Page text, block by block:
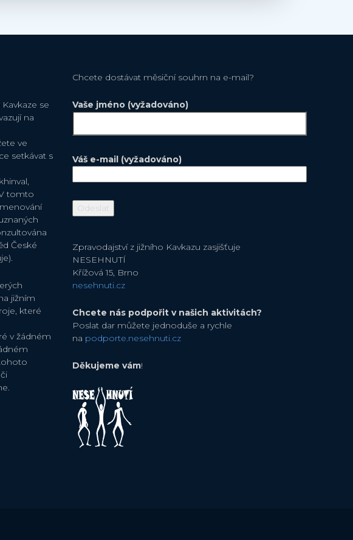
se
na
ve
setkávat s
tomto
České
jižním
které
v žádném
Chcete dostávat měsiční souhrn na e-mail?
Vaše jméno (vyžadováno)
Váš e-mail (vyžadováno)
Zpravodajství z jižního Kavkazu zasjišťuje
NESEHNUTÍ
Křížová 15, Brno
nesehnuti.cz
Chcete nás podpořit v našich aktivitách?
Poslat dar můžete jednoduše a rychle
na podporte.nesehnuti.cz
Děkujeme vám!